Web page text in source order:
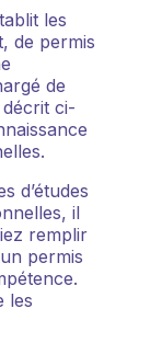
les
de permis
de
ci-
d’études
il
remplir
permis
les